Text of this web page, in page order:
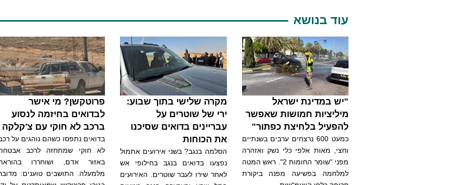
עוד בנושא
"יש במדינת ישראל
מיליציות חמושות שאפשר
להפעיל בלחיצת כפתור"
כמעט 600 נרצחים ערבים בשנתיים
וחצי, מאות אלפי כלי נשק ואזהרה
מפני "שומר החומות 2". ראש המטה
למלחמה בפשיעה מפנה ביקורת
מקרה שלישי בתוך שבוע:
ירי של שוטרים על
עבריינים בדואים שסיכנו
את הכוחות
הסלמה בנגב? בשני אירועים אתמול
נפצעו בדואים בנגב בחילופי אש
לאחר שירו לעבר שוטרים. האירועים
פרוטקשן? מי אישר
לבדואים בחיזמה לנסוע
ברכב לא חוקי עם צ'קלקה
בדואים נתפסו כשהם נוהגים על
לא חוקי שמתחזה לרכב
באזור אדם, ושוחררו
מלמעלה. התושבים טוענים: